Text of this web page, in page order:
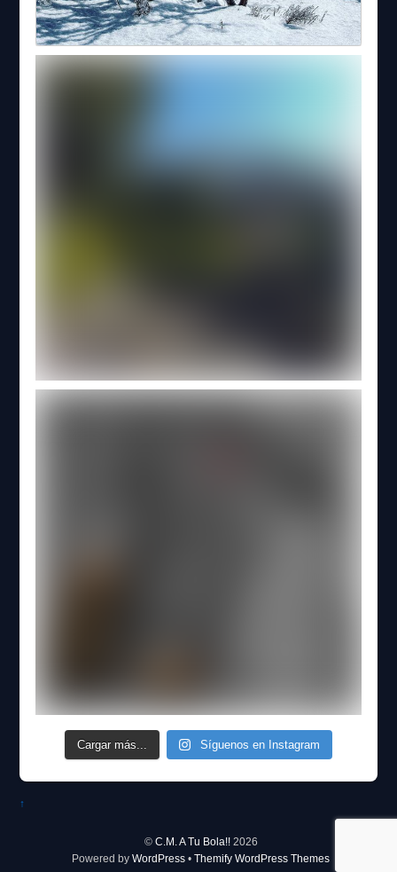
Cargar más... Síguenos en Instagram
↑
© C.M. A Tu Bola!!2026
Powered by WordPress • Themify WordPress Themes